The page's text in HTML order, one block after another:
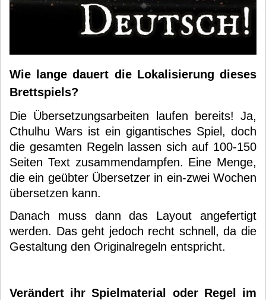
Wie lange dauert die Lokalisierung dieses
Brettspiels?
Die Übersetzungsarbeiten laufen bereits! Ja,
Cthulhu Wars ist ein gigantisches Spiel, doch
die gesamten Regeln lassen sich auf 100-150
Seiten Text zusammendampfen. Eine Menge,
die ein geübter Übersetzer in ein-zwei Wochen
übersetzen kann.
Danach muss dann das Layout angefertigt
werden. Das geht jedoch recht schnell, da die
Gestaltung den Originalregeln entspricht.
Verändert ihr Spielmaterial oder Regel im